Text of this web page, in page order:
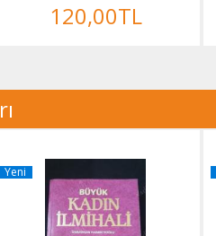
120,00TL
Yeni